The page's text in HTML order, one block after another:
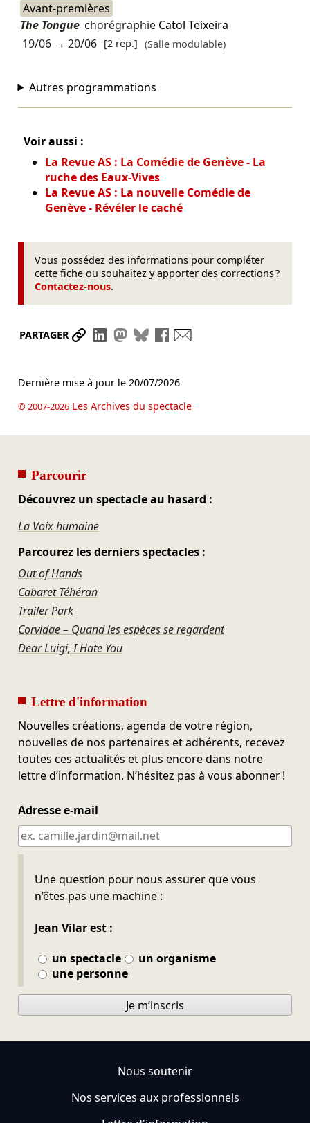
Avant-premières
The Tongue chorégraphie Catol Teixeira
19/06→ 20/06 [2 rep.] (Salle modulable)
Autres programmations
Voir aussi :
La Revue AS : La Comédie de Genève - La
ruche des Eaux-Vives
La Revue AS : La nouvelle Comédie de
Genève - Révéler le caché
Vous possédez des informations pour compléter
cette fiche ou souhaitez y apporter des corrections ?
Contactez-nous.
PARTAGER Partager le lien
Partager sur LinkedIn
Partager sur Mastodon
Partager sur Bluesky
Partager sur Facebook
Dernière mise à jour le 20/07/2026
© 2007-2026Les Archives du spectacle
Parcourir
Découvrez un spectacle au hasard :
La Voix humaine
Parcourez les derniers spectacles :
Out of Hands
Cabaret Téhéran
Trailer Park
Corvidae – Quand les espèces se regardent
Dear Luigi, I Hate You
Lettre d'information
Nouvelles créations, agenda de votre région,
nouvelles de nos partenaires et adhérents, recevez
toutes ces actualités et plus encore dans notre
lettre d’information. N’hésitez pas à vous abonner !
Adresse e-mail
Une question pour nous assurer que vous
n’êtes pas une machine :
Jean Vilar est :
un spectacle
un organisme
une personne
Ne pas remplir
Je m’inscris
Nous soutenir
Nos services aux professionnels